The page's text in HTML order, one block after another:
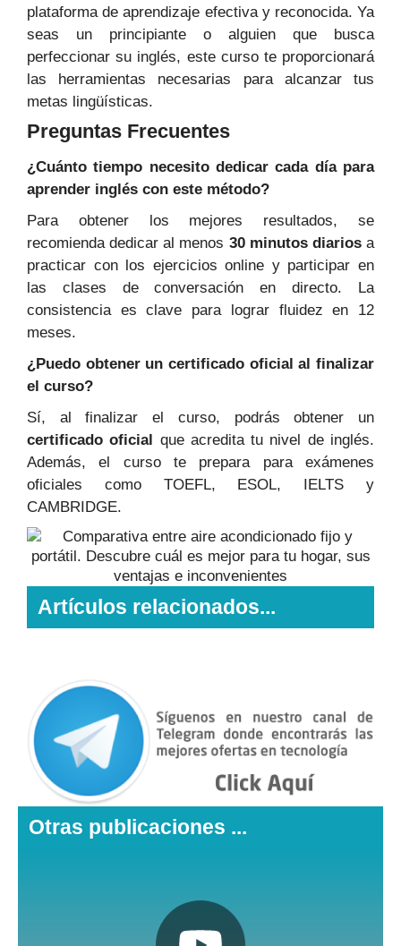
plataforma de aprendizaje efectiva y reconocida. Ya
seas un principiante o alguien que busca
perfeccionar su inglés, este curso te proporcionará
las herramientas necesarias para alcanzar tus
metas lingüísticas.
Preguntas Frecuentes
¿Cuánto tiempo necesito dedicar cada día para
aprender inglés con este método?
Para obtener los mejores resultados, se
recomienda dedicar al menos 30 minutos diariosa
practicar con los ejercicios online y participar en
las clases de conversación en directo. La
consistencia es clave para lograr fluidez en 12
meses.
¿Puedo obtener un certificado oficial al finalizar
el curso?
Sí, al finalizar el curso, podrás obtener un
certificado oficial que acredita tu nivel de inglés.
Además, el curso te prepara para exámenes
oficiales como TOEFL, ESOL, IELTS y
CAMBRIDGE.
Artículos relacionados...
Otras publicaciones ...